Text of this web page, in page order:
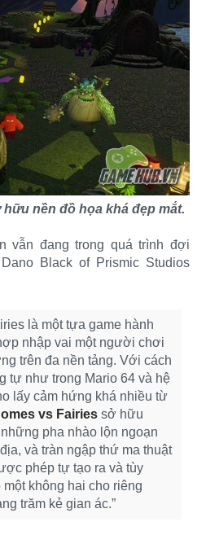
nền đồ họa khá đẹp mắt.
vẫn đang trong quá trình đợi
Black of Prismic Studios
là một tựa game hành
nhập vai một người chơi
trên đa nền tảng. Với cách
tự như trong Mario 64 và hệ
lấy cảm hứng khá nhiều từ
vs Fairies sở hữu
pha nhào lộn ngoạn
và tràn ngập thứ ma thuật
phép tự tạo ra và tùy
không hai cho riêng
trăm kẻ gian ác.”